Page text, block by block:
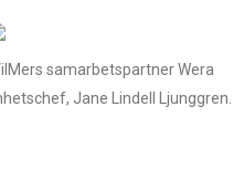
samarbetspartner Wera
Jane Lindell Ljunggren.